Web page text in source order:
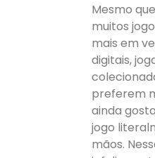
Mesmo
muitos
mais em
digitais,
preferem
ainda
jogo
mãos.